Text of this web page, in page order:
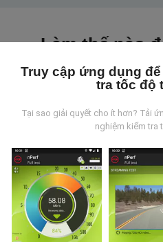
Làm thế nào
nPerf
Những dữ liệu này
Dữ liệu được thu thập từ
bởi người dùng ứng dụng
nghiệm được tiến hành
tiếp trong lĩnh vực này. Nếu
Truy cập ứng dụng
tra tốc độ
Tại sao giải quyết cho ít hơn? Tải
nghiệm kiểm tra